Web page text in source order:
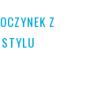
Z